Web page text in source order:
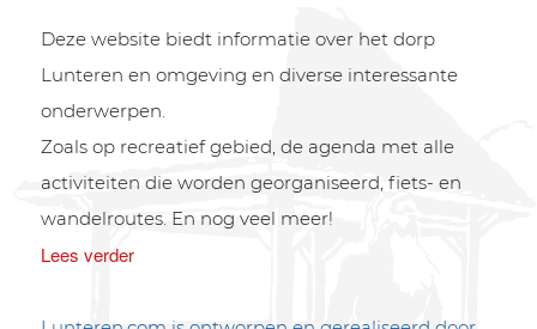
Deze website biedt informatie over het dorp
Lunteren en omgeving en diverse interessante
onderwerpen.
Zoals op recreatief gebied, de agenda met alle
activiteiten die worden georganiseerd, fiets- en
wandelroutes. En nog veel meer!
Lees verder